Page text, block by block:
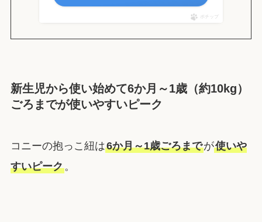
ポチップ
新生児から使い始めて6か月～1歳（約10kg）
ごろまでが使いやすいピーク
コニーの抱っこ紐は6か月～1歳ごろまでが使いや
すいピーク。